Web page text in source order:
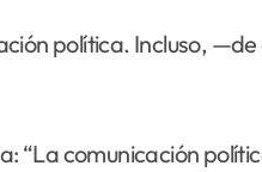
política. Incluso,
“La comunicación